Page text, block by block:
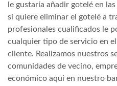
le gustaría añadir gotelé en
si quiere eliminar el gotelé a
profesionales cualificados le
cualquier tipo de servicio en
cliente. Realizamos nuestros
comunidades de vecino,
económico aqui en nuestro